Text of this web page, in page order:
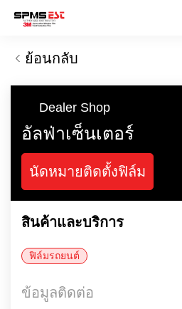
ย้อนกลับ
Dealer Shop
อัลฟ่าเซ็นเตอร์
นัดหมายติดตั้งฟิล์ม
สินค้าและบริการ
ฟิล์มรถยนต์
ข้อมูลติดต่อ